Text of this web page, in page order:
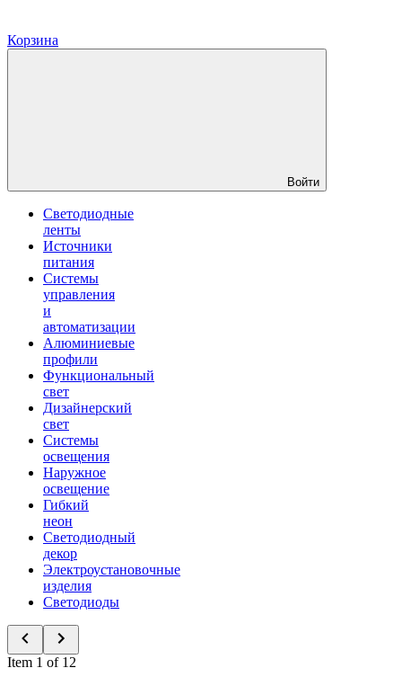
Корзина
Войти
Светодиодные
ленты
Источники
питания
Системы
управления
и
автоматизации
Алюминиевые
профили
Функциональный
свет
Дизайнерский
свет
Системы
освещения
Наружное
освещение
Гибкий
неон
Светодиодный
декор
Электроустановочные
изделия
Светодиоды
Item 1 of 12